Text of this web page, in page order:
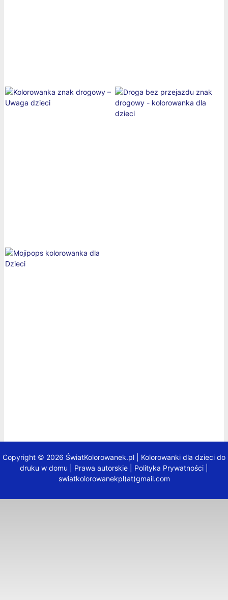
Copyright © 2026 ŚwiatKolorowanek.pl | Kolorowanki dla dzieci do
druku w domu | Prawa autorskie Polityka Prywatności
swiatkolorowanekpl(at)gmail.com